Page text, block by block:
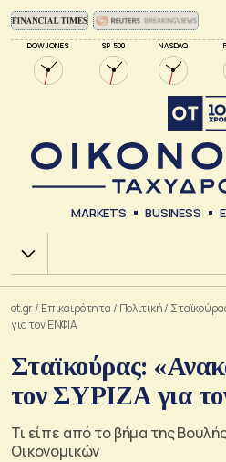
DOW JONES SP 500 NASDAQ
MARKETS BUSINESS
Χ.Α.
ot.gr/ Επικαιρότητα / Πολιτική/
για τον ΕΝΦΙΑ
Σταϊκούρας:
τον ΣΥΡΙΖΑ για
Τι είπε από το βήμα της
Οικονομικών